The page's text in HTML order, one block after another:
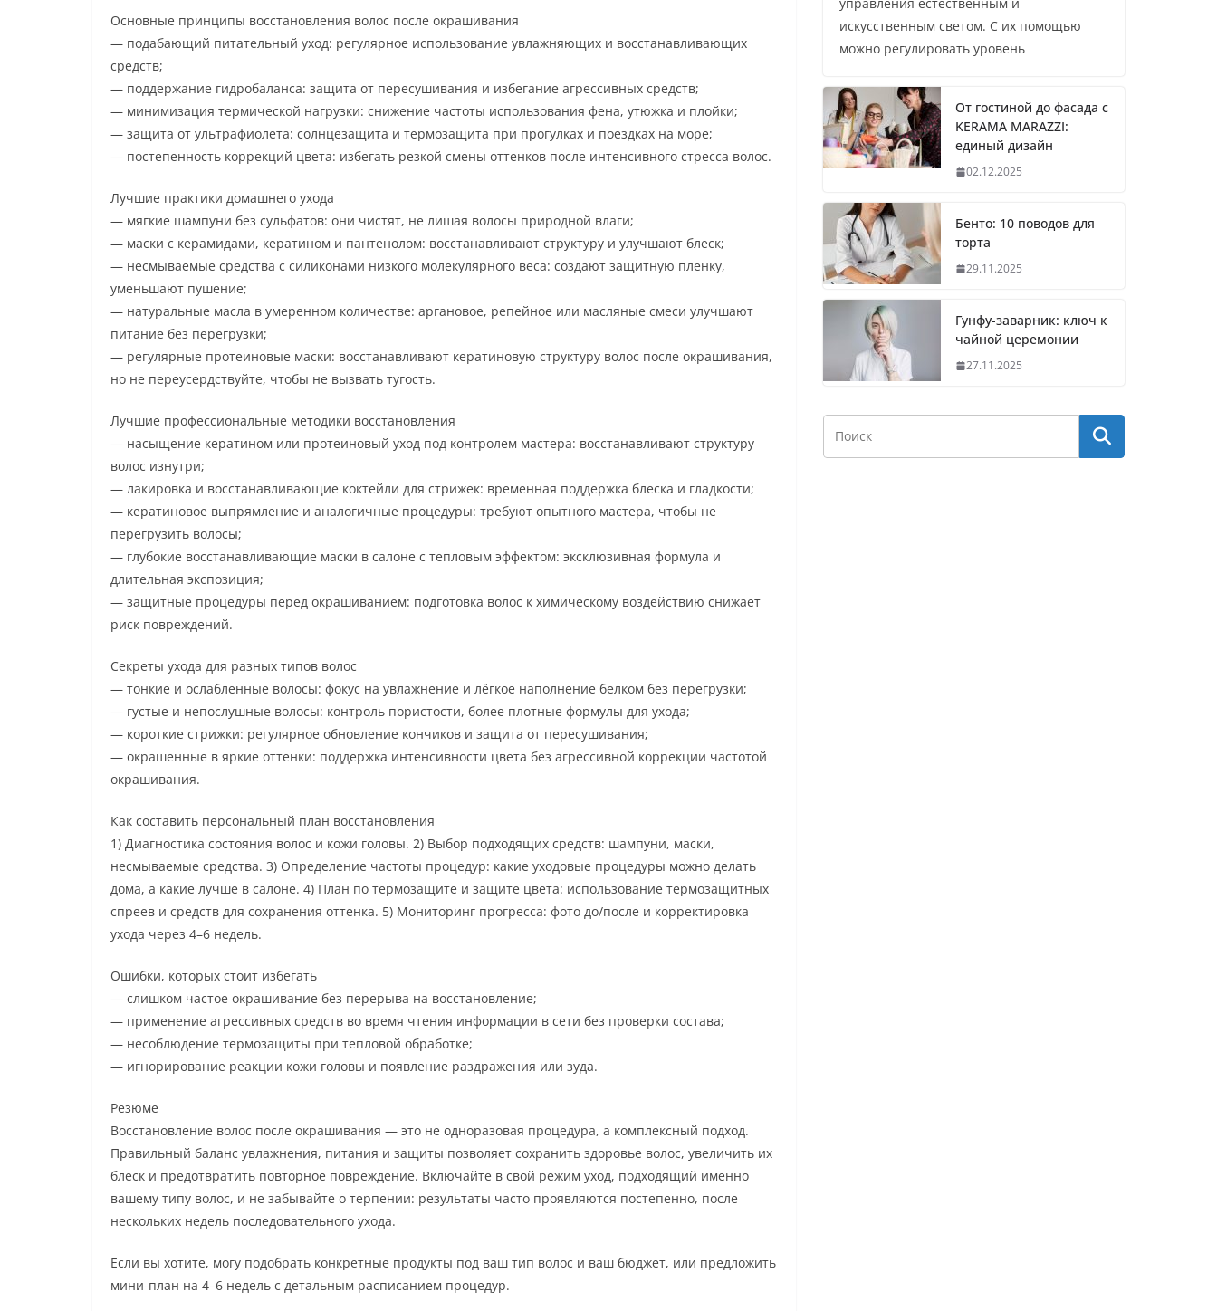
Основные принципы восстановления волос после окрашивания
— подабающий питательный уход: регулярное использование увлажняющих и восстанавливающих
средств;
— поддержание гидробаланса: защита от пересушивания и избегание агрессивных средств;
— минимизация термической нагрузки: снижение частоты использования фена, утюжка и плойки;
— защита от ультрафиолета: солнцезащита и термозащита при прогулках и поездках на море;
— постепенность коррекций цвета: избегать резкой смены оттенков после интенсивного стресса волос.
Лучшие практики домашнего ухода
— мягкие шампуни без сульфатов: они чистят, не лишая волосы природной влаги;
— маски с керамидами, кератином и пантенолом: восстанавливают структуру и улучшают блеск;
— несмываемые средства с силиконами низкого молекулярного веса: создают защитную пленку,
уменьшают пушение;
— натуральные масла в умеренном количестве: аргановое, репейное или масляные смеси улучшают
питание без перегрузки;
— регулярные протеиновые маски: восстанавливают кератиновую структуру волос после окрашивания,
но не переусердствуйте, чтобы не вызвать тугость.
Лучшие профессиональные методики восстановления
— насыщение кератином или протеиновый уход под контролем мастера: восстанавливают структуру
волос изнутри;
— лакировка и восстанавливающие коктейли для стрижек: временная поддержка блеска и гладкости;
— кератиновое выпрямление и аналогичные процедуры: требуют опытного мастера, чтобы не
перегрузить волосы;
— глубокие восстанавливающие маски в салоне с тепловым эффектом: эксклюзивная формула и
длительная экспозиция;
— защитные процедуры перед окрашиванием: подготовка волос к химическому воздействию снижает
риск повреждений.
Секреты ухода для разных типов волос
— тонкие и ослабленные волосы: фокус на увлажнение и лёгкое наполнение белком без перегрузки;
— густые и непослушные волосы: контроль пористости, более плотные формулы для ухода;
— короткие стрижки: регулярное обновление кончиков и защита от пересушивания;
— окрашенные в яркие оттенки: поддержка интенсивности цвета без агрессивной коррекции частотой
окрашивания.
Как составить персональный план восстановления
1) Диагностика состояния волос и кожи головы. 2) Выбор подходящих средств: шампуни, маски,
несмываемые средства. 3) Определение частоты процедур: какие уходовые процедуры можно делать
дома, а какие лучше в салоне. 4) План по термозащите и защите цвета: использование термозащитных
спреев и средств для сохранения оттенка. 5) Мониторинг прогресса: фото до/после и корректировка
ухода через 4–6 недель.
Ошибки, которых стоит избегать
— слишком частое окрашивание без перерыва на восстановление;
— применение агрессивных средств во время чтения информации в сети без проверки состава;
— несоблюдение термозащиты при тепловой обработке;
— игнорирование реакции кожи головы и появление раздражения или зуда.
Резюме
Восстановление волос после окрашивания — это не одноразовая процедура, а комплексный подход.
Правильный баланс увлажнения, питания и защиты позволяет сохранить здоровье волос, увеличить их
блеск и предотвратить повторное повреждение. Включайте в свой режим уход, подходящий именно
вашему типу волос, и не забывайте о терпении: результаты часто проявляются постепенно, после
нескольких недель последовательного ухода.
Если вы хотите, могу подобрать конкретные продукты под ваш тип волос и ваш бюджет, или предложить
мини-план на 4–6 недель с детальным расписанием процедур.
управления естественным и
искусственным светом. С их помощью
можно регулировать уровень
От гостиной до фасада с
KERAMA MARAZZI:
единый дизайн
02.12.2025
Бенто: 10 поводов для
торта
29.11.2025
Гунфу-заварник: ключ к
чайной церемонии
27.11.2025